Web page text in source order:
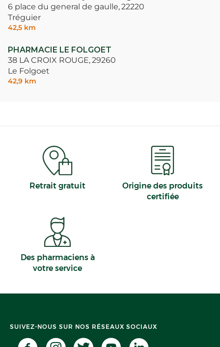
6 place du general de gaulle,22220
Tréguier
42,5 km
PHARMACIE LE FOLGOET
38 LA CROIX ROUGE,29260
Le Folgoet
42,9 km
Retrait gratuit
Origine des produits
certifiée
Des pharmaciens à
votre service
SUIVEZ-NOUS SUR NOS RÉSEAUX SOCIAUX